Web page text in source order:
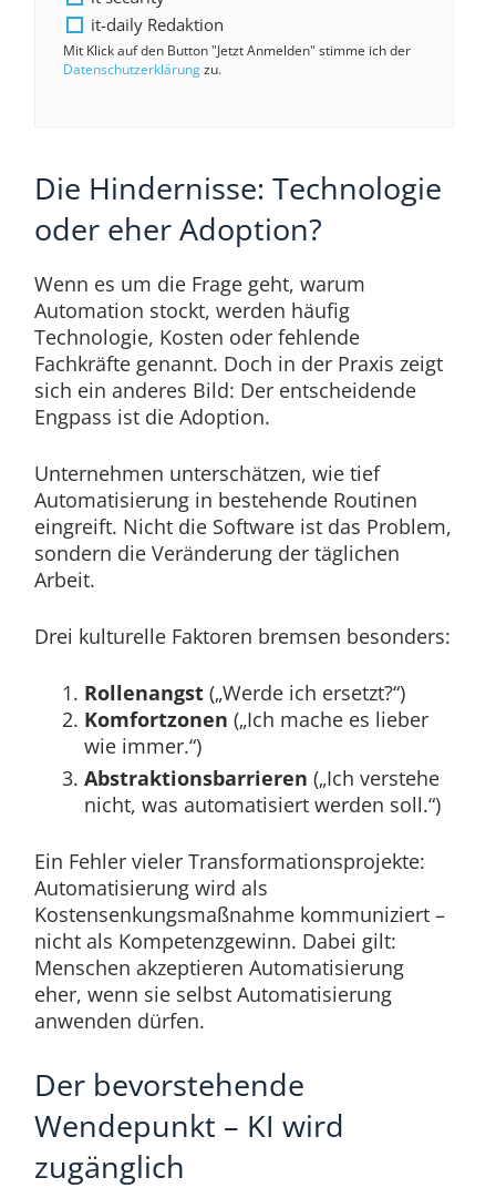
it-daily Redaktion
Mit Klick auf den Button "Jetzt Anmelden" stimme ich der
Datenschutzerklärungzu.
Die Hindernisse: Technologie
oder eher Adoption?
Wenn es um die Frage geht, warum
Automation stockt, werden häufig
Technologie, Kosten oder fehlende
Fachkräfte genannt. Doch in der Praxis zeigt
sich ein anderes Bild: Der entscheidende
Engpass ist die Adoption.
Unternehmen unterschätzen, wie tief
Automatisierung in bestehende Routinen
eingreift. Nicht die Software ist das Problem,
sondern die Veränderung der täglichen
Arbeit.
Drei kulturelle Faktoren bremsen besonders:
Rollenangst(„Werde ich ersetzt?“)
Komfortzonen („Ich mache es lieber
wie immer.“)
Abstraktionsbarrieren („Ich verstehe
nicht, was automatisiert werden soll.“)
Ein Fehler vieler Transformationsprojekte:
Automatisierung wird als
Kostensenkungsmaßnahme kommuniziert –
nicht als Kompetenzgewinn. Dabei gilt:
Menschen akzeptieren Automatisierung
eher, wenn sie selbst Automatisierung
anwenden dürfen.
Der bevorstehende
Wendepunkt – KI wird
zugänglich